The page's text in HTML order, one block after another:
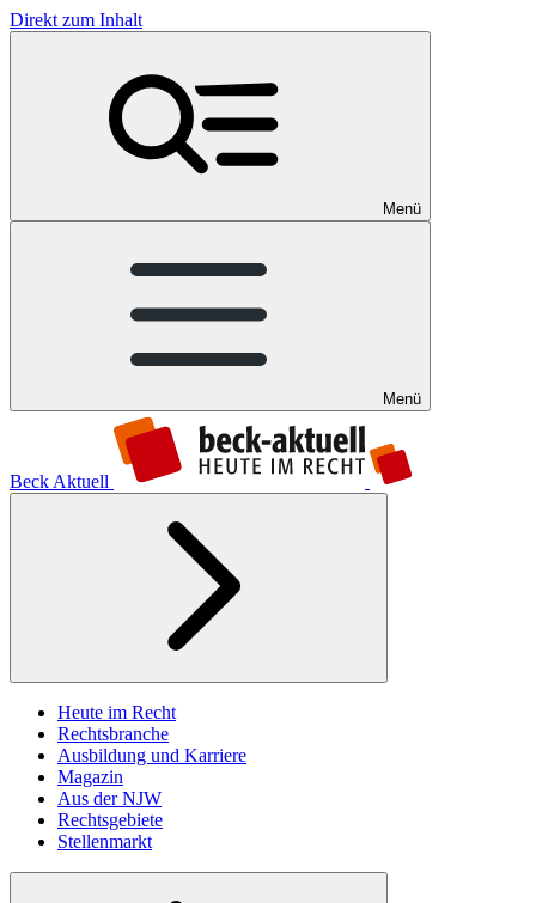
Direkt zum Inhalt
Menü
Menü
Beck Aktuell
Heute im Recht
Rechtsbranche
Ausbildung und Karriere
Magazin
Aus der NJW
Rechtsgebiete
Stellenmarkt